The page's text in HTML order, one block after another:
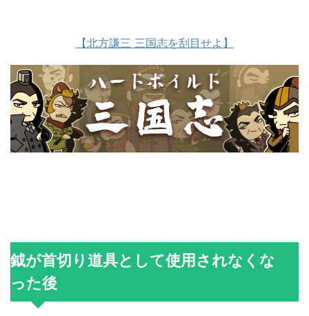
【北方謙三 三国志を刮目せよ】
鉞が首切り道具として使用されなくな
った後